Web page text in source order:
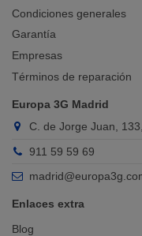
Condiciones generales
Garantía
Empresas
Términos de reparación
Europa 3G Madrid
C. de Jorge Juan,
911 59 59 69
Enlaces extra
Blog